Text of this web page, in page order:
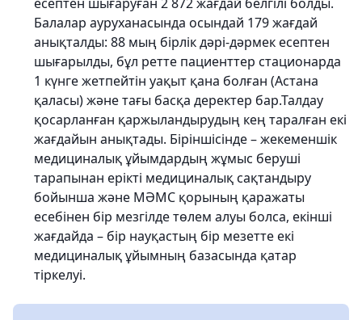
есептен шығаруған 2 872 жағдай белгілі болды.
Балалар ауруханасында осындай 179 жағдай
анықталды: 88 мың бірлік дәрі-дәрмек есептен
шығарылды, бұл ретте пациенттер стационарда
1 күнге жетпейтін уақыт қана болған (Астана
қаласы) және тағы басқа деректер бар.Талдау
қосарланған қаржыландырудың кең таралған екі
жағдайын анықтады. Біріншісінде – жекеменшік
медициналық ұйымдардың жұмыс беруші
тарапынан ерікті медициналық сақтандыру
бойынша және МӘМС қорының қаражаты
есебінен бір мезгілде төлем алуы болса, екінші
жағдайда – бір науқастың бір мезетте екі
медициналық ұйымның базасында қатар
тіркелуі.